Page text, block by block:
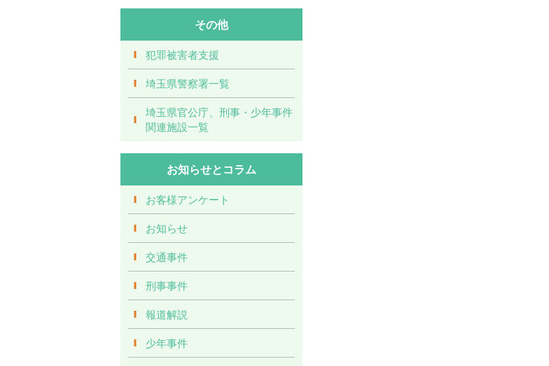
その他
犯罪被害者支援
埼玉県警察署一覧
埼玉県官公庁、刑事・少年事件
関連施設一覧
お知らせとコラム
お客様アンケート
お知らせ
交通事件
刑事事件
報道解説
少年事件